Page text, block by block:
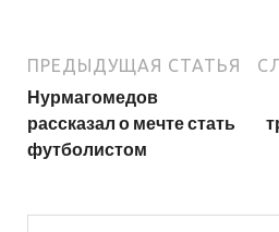
ПРЕДЫДУЩАЯ СТАТЬЯ
Нурмагомедов
рассказал о мечте стать
футболистом